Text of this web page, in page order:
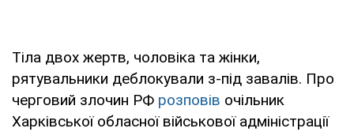
Тіла двох жертв, чоловіка та жінки,
рятувальники деблокували з-під завалів. Про
черговий злочин РФ розповів очільник
Харківської обласної військової адміністрації